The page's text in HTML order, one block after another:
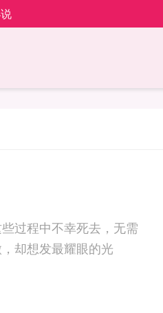
过程中不幸死去，无需
却想发最耀眼的光